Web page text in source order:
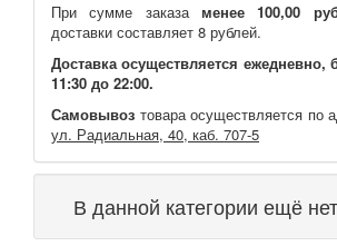
При сумме заказа менее 100,00
доставки составляет 8 рублей.
Доставка осуществляется ежедневно,
11:30 до 22:00.
Самовывоз товара осуществляется по
ул. Радиальная, 40, каб. 707-5
В данной категории ещё